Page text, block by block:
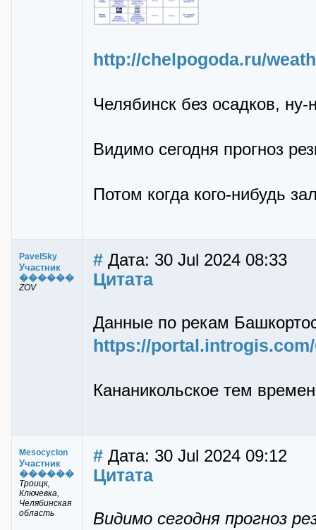
http://chelpogoda.ru/
Челябинск без осадков, ну-
Видимо сегодня прогноз
Потом когда кого-нибудь
PavelSky
Участник
������
ZOV
# Дата: 30 Jul 2024 08:33
Цитата
Данные по рекам
https://
Кананикольское тем
Mesocyclon
Участник
������
Троицк,
Ключевка,
Челябинская
область
# Дата: 30 Jul 2024 09:12
Цитата
Видимо сегодня прогноз